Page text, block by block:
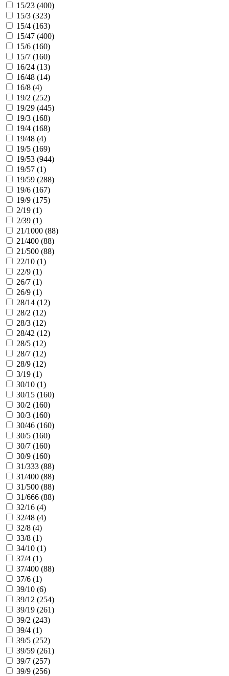
15/23 (400)
15/3 (323)
15/4 (163)
15/47 (400)
15/6 (160)
15/7 (160)
16/24 (13)
16/48 (14)
16/8 (4)
19/2 (252)
19/29 (445)
19/3 (168)
19/4 (168)
19/48 (4)
19/5 (169)
19/53 (944)
19/57 (1)
19/59 (288)
19/6 (167)
19/9 (175)
2/19 (1)
2/39 (1)
21/1000 (88)
21/400 (88)
21/500 (88)
22/10 (1)
22/9 (1)
26/7 (1)
26/9 (1)
28/14 (12)
28/2 (12)
28/3 (12)
28/42 (12)
28/5 (12)
28/7 (12)
28/9 (12)
3/19 (1)
30/10 (1)
30/15 (160)
30/2 (160)
30/3 (160)
30/46 (160)
30/5 (160)
30/7 (160)
30/9 (160)
31/333 (88)
31/400 (88)
31/500 (88)
31/666 (88)
32/16 (4)
32/48 (4)
32/8 (4)
33/8 (1)
34/10 (1)
37/4 (1)
37/400 (88)
37/6 (1)
39/10 (6)
39/12 (254)
39/19 (261)
39/2 (243)
39/4 (1)
39/5 (252)
39/59 (261)
39/7 (257)
39/9 (256)